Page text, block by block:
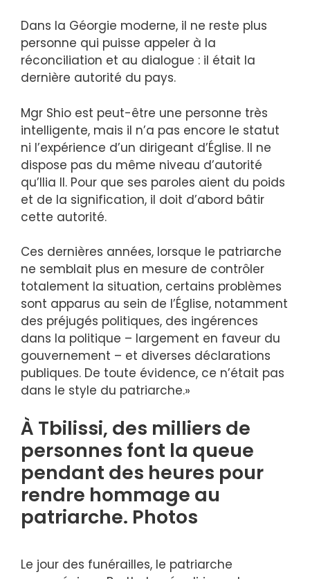
Dans la Géorgie moderne, il ne reste plus
personne qui puisse appeler à la
réconciliation et au dialogue : il était la
dernière autorité du pays.
Mgr Shio est peut-être une personne très
intelligente, mais il n’a pas encore le statut
ni l’expérience d’un dirigeant d’Église. Il ne
dispose pas du même niveau d’autorité
qu’Ilia II. Pour que ses paroles aient du poids
et de la signification, il doit d’abord bâtir
cette autorité.
Ces dernières années, lorsque le patriarche
ne semblait plus en mesure de contrôler
totalement la situation, certains problèmes
sont apparus au sein de l’Église, notamment
des préjugés politiques, des ingérences
dans la politique – largement en faveur du
gouvernement – ​​et diverses déclarations
publiques. De toute évidence, ce n’était pas
dans le style du patriarche.»
À Tbilissi, des milliers de
personnes font la queue
pendant des heures pour
rendre hommage au
patriarche. Photos
Le jour des funérailles, le patriarche